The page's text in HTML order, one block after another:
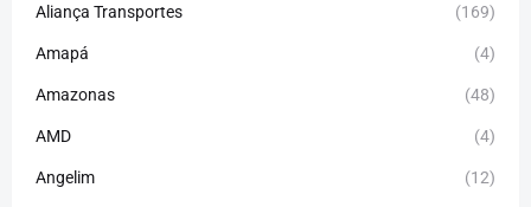
Aliança Transportes (169)
Amapá (4)
Amazonas (48)
AMD (4)
Angelim (12)